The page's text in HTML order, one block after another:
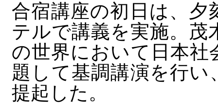
合宿講座の初日は、夕
テルで講義を実施。
の世界において日本社
題して基調講演を行
提起した。